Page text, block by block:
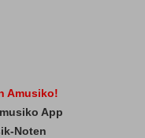
Amusiko!
App
Noten